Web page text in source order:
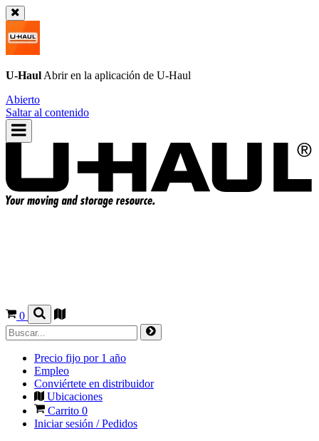
U-Haul Abrir en la aplicación de U-Haul
Abierto
Saltar al contenido
0
Precio fijo por 1 año
Empleo
Conviértete en distribuidor
Ubicaciones
Carrito 0
Iniciar sesión / Pedidos